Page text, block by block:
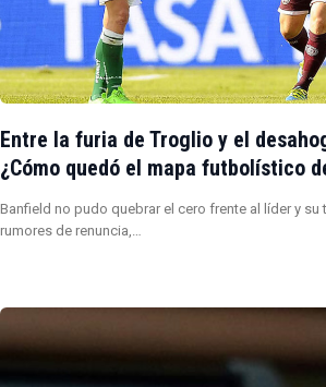
Entre la furia de Troglio y el
¿Cómo quedó el mapa futbolístico
Banfield no pudo quebrar el cero frente al líder y
rumores de renuncia,…